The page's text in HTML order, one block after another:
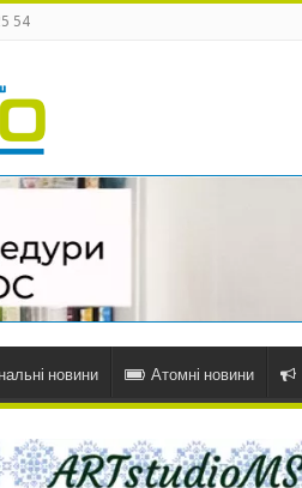
54
новини Атомні новини